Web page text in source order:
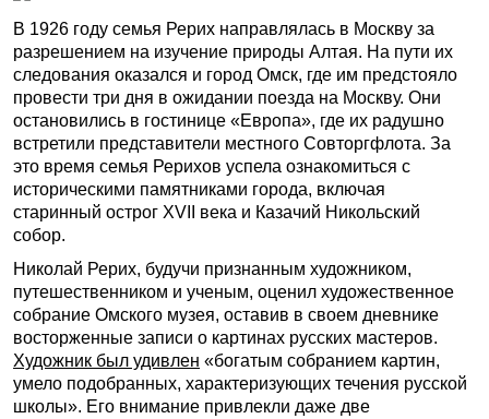
В 1926 году семья Рерих направлялась в Москву за
разрешением на изучение природы Алтая. На пути их
следования оказался и город Омск, где им предстояло
провести три дня в ожидании поезда на Москву. Они
остановились в гостинице «Европа», где их радушно
встретили представители местного Совторгфлота. За
это время семья Рерихов успела ознакомиться с
историческими памятниками города, включая
старинный острог XVII века и Казачий Никольский
собор.
Николай Рерих, будучи признанным художником,
путешественником и ученым, оценил художественное
собрание Омского музея, оставив в своем дневнике
восторженные записи о картинах русских мастеров.
Художник был удивлен «богатым собранием картин,
умело подобранных, характеризующих течения русской
школы». Его внимание привлекли даже две